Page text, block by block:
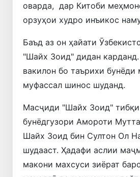
оварда, дар Китоби
орзуҳои худро инъикос
Баъд аз он ҳайати
"Шайх Зоид" дидан
вакилон бо таърихи бунёди
муфассал шинос шуданд.
Масҷиди "Шайх Зоид"
бунёдгузори Амороти
Шайх Зоид бин Султон Ол
шудааст. Ҳадафи аслии
макони махсуси зиёрат